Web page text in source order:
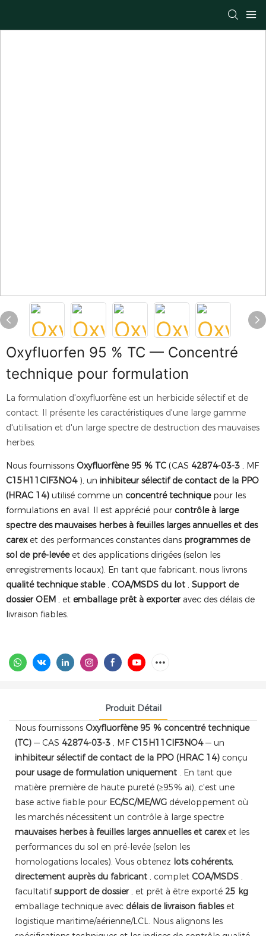
Oxyfluorfen 95 % TC — Concentré
technique pour formulation
La formulation d'oxyfluorfène est un herbicide sélectif et de
contact. Il présente les caractéristiques d'une large gamme
d'utilisation et d'un large spectre de destruction des mauvaises
herbes.
Nous fournissons Oxyfluorfène 95 % TC (CAS 42874-03-3 , MF
C15H11ClF3NO4 ), un inhibiteur sélectif de contact de la PPO
(HRAC 14) utilisé comme un concentré technique pour les
formulations en aval. Il est apprécié pour contrôle à large
spectre des mauvaises herbes à feuilles larges annuelles et des
carex et des performances constantes dans programmes de
sol de pré-levée et des applications dirigées (selon les
enregistrements locaux). En tant que fabricant, nous livrons
qualité technique stable , COA/MSDS du lot , Support de
dossier OEM , et emballage prêt à exporter avec des délais de
livraison fiables.
Produit Détail
Nous fournissons Oxyfluorfène 95 % concentré technique
(TC) — CAS 42874-03-3 , MF C15H11ClF3NO4— un
inhibiteur sélectif de contact de la PPO (HRAC 14) conçu
pour usage de formulation uniquement . En tant que
matière première de haute pureté (≥95% ai), c'est une
base active fiable pour EC/SC/ME/WG développement où
les marchés nécessitent un contrôle à large spectre
mauvaises herbes à feuilles larges annuelles et carex et les
performances du sol en pré-levée (selon les
homologations locales). Vous obtenez lots cohérents,
directement auprès du fabricant , complet COA/MSDS ,
facultatifsupport de dossier , et prêt à être exporté 25 kg
emballage technique avec délais de livraison fiables et
logistique maritime/aérienne/LCL. Nous alignons les